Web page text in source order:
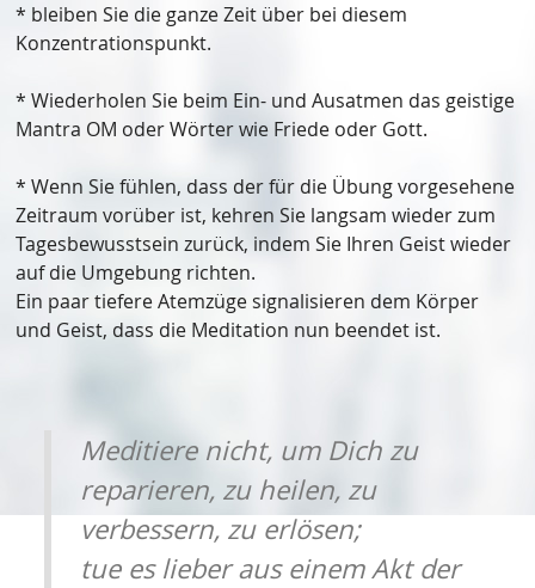
* bleiben Sie die ganze Zeit über bei diesem
Konzentrationspunkt.
* Wiederholen Sie beim Ein- und Ausatmen das geistige
Mantra OM oder Wörter wie Friede oder Gott.
* Wenn Sie fühlen, dass der für die Übung vorgesehene
Zeitraum vorüber ist, kehren Sie langsam wieder zum
Tagesbewusstsein zurück, indem Sie Ihren Geist wieder
auf die Umgebung richten.
Ein paar tiefere Atemzüge signalisieren dem Körper
und Geist, dass die Meditation nun beendet ist.
Meditiere nicht, um Dich zu
reparieren, zu heilen, zu
verbessern, zu erlösen;
tue es lieber aus einem Akt der